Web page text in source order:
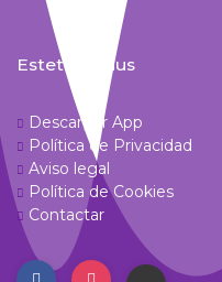
Estetic Venus
Descargar App
Política de Privacidad
Aviso legal
Política de Cookies
Contactar